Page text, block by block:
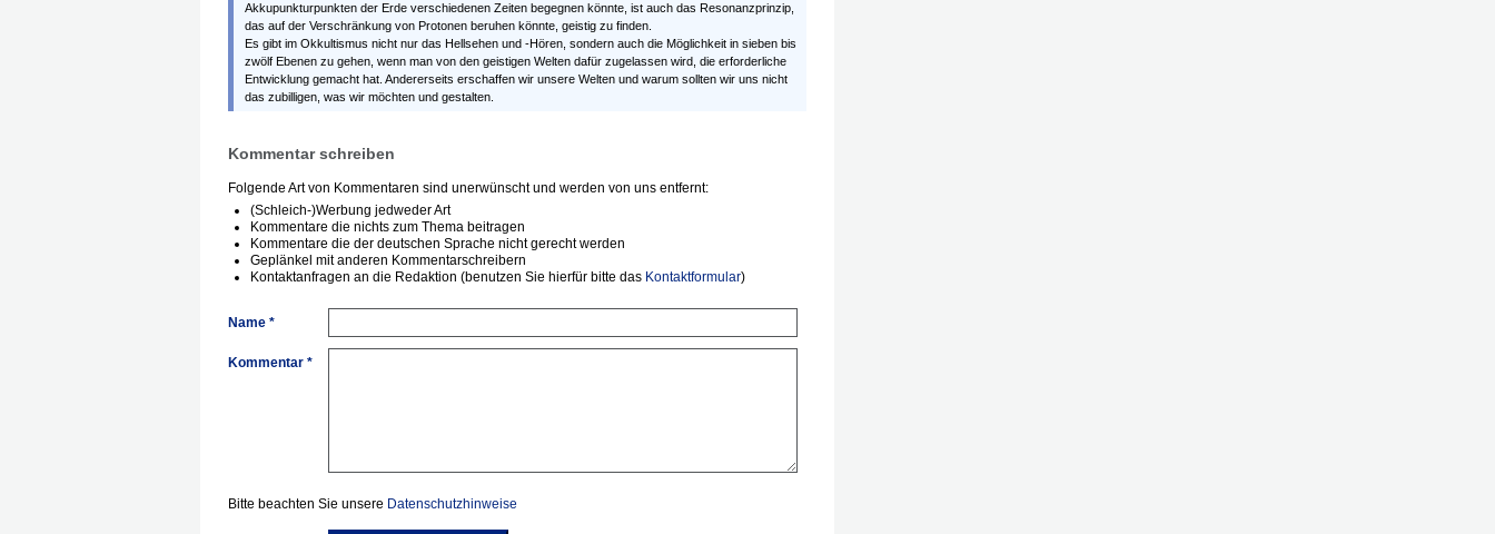
Akkupunkturpunkten der Erde verschiedenen Zeiten begegnen könnte, ist auch das Resonanzprinzip,
das auf der Verschränkung von Protonen beruhen könnte, geistig zu finden.
Es gibt im Okkultismus nicht nur das Hellsehen und -Hören, sondern auch die Möglichkeit in sieben bis
zwölf Ebenen zu gehen, wenn man von den geistigen Welten dafür zugelassen wird, die erforderliche
Entwicklung gemacht hat. Andererseits erschaffen wir unsere Welten und warum sollten wir uns nicht
das zubilligen, was wir möchten und gestalten.
Kommentar schreiben
Folgende Art von Kommentaren sind unerwünscht und werden von uns entfernt:
(Schleich-)Werbung jedweder Art
Kommentare die nichts zum Thema beitragen
Kommentare die der deutschen Sprache nicht gerecht werden
Geplänkel mit anderen Kommentarschreibern
Kontaktanfragen an die Redaktion (benutzen Sie hierfür bitte das Kontaktformular)
Name *
Kommentar *
Bitte beachten Sie unsere Datenschutzhinweise